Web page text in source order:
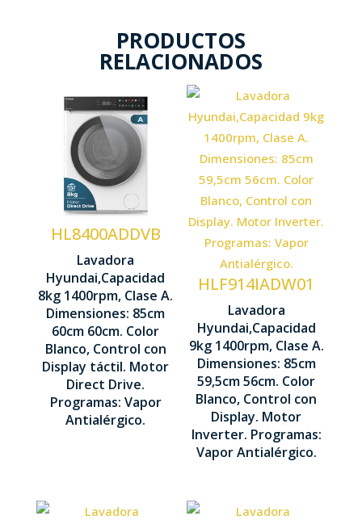
PRODUCTOS
RELACIONADOS
HL8400ADDVB
Lavadora
Hyundai,Capacidad
8kg 1400rpm, Clase A.
Dimensiones: 85cm
60cm 60cm. Color
Blanco, Control con
Display táctil. Motor
Direct Drive.
Programas: Vapor
Antialérgico.
Capacidad
carga 8 kg
Centrifugado
1400 rpm
Motor
Direct
Drive
Control
Display
LED táctil
850 x 600 x
600 mm
HLF914IADW01
Lavadora
Hyundai,Capacidad
9kg 1400rpm, Clase A.
Dimensiones: 85cm
59,5cm 56cm. Color
Blanco, Control con
Display. Motor
Inverter. Programas:
Vapor Antialérgico.
Capacidad
carga 9 kg
Centrifugado
1400 rpm
Motor
Inverter
Control
Manual
850 x 595 x
560 mm